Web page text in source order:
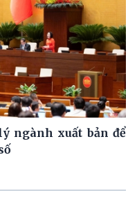
ngành xuất bản để